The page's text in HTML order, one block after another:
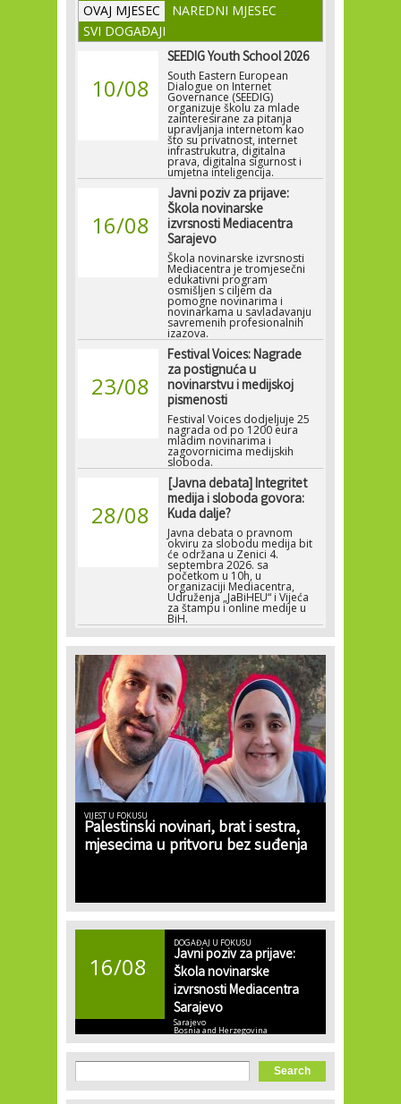
OVAJ MJESEC
NAREDNI MJESEC
SVI DOGAĐAJI
10/08
SEEDIG Youth School 2026
South Eastern European
Dialogue on Internet
Governance (SEEDIG)
organizuje školu za mlade
zainteresirane za pitanja
upravljanja internetom kao
što su privatnost, internet
infrastrukutra, digitalna
prava, digitalna sigurnost i
umjetna inteligencija.
16/08
Javni poziv za prijave:
Škola novinarske
izvrsnosti Mediacentra
Sarajevo
Škola novinarske izvrsnosti
Mediacentra je tromjesečni
edukativni program
osmišljen s ciljem da
pomogne novinarima i
novinarkama u savladavanju
savremenih profesionalnih
izazova.
23/08
Festival Voices: Nagrade
za postignuća u
novinarstvu i medijskoj
pismenosti
Festival Voices dodjeljuje 25
nagrada od po 1200 eura
mladim novinarima i
zagovornicima medijskih
sloboda.
28/08
[Javna debata] Integritet
medija i sloboda govora:
Kuda dalje?
Javna debata o pravnom
okviru za slobodu medija bit
će održana u Zenici 4.
septembra 2026. sa
početkom u 10h, u
organizaciji Mediacentra,
Udruženja „JaBiHEU“ i Vijeća
za štampu i online medije u
BiH.
VIJEST U FOKUSU
Palestinski novinari, brat i sestra,
mjesecima u pritvoru bez suđenja
16/08
DOGAĐAJ U FOKUSU
Javni poziv za prijave:
Škola novinarske
izvrsnosti Mediacentra
Sarajevo
Sarajevo
Bosnia and Herzegovina
Search form
Search